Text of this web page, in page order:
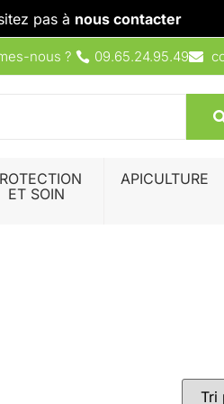
pas à nous contacter
nous ? 09.65.24.95.49
ET SOIN
APICULTURE